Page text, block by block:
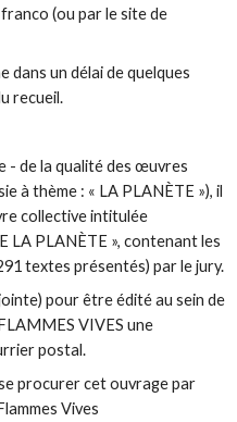
(ou par le site de
dans un délai de quelques
recueil.
- de la qualité des œuvres
à thème : « LA PLANÈTE »), il
collective intitulée
LA PLANÈTE », contenant les
textes présentés) par le jury.
pour être édité au sein de
VIVES une
postal.
procurer cet ouvrage par
Vives